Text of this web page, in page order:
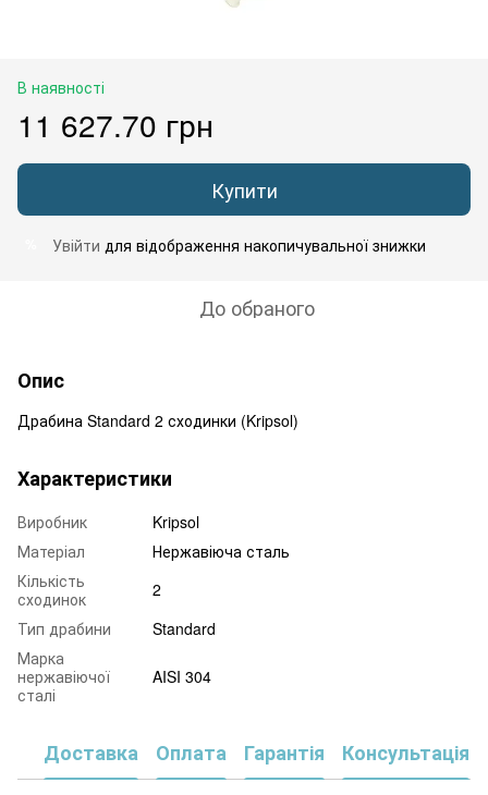
В наявності
11 627.70 грн
Купити
Увійти для відображення накопичувальної знижки
До обраного
Опис
Драбина Standard 2 сходинки (Kripsol)
Характеристики
Виробник
Kripsol
Матеріал
Нержавіюча сталь
Кількість
сходинок
2
Тип драбини
Standard
Марка
нержавіючої
сталі
AISI 304
Доставка Оплата Гарантія Консультація